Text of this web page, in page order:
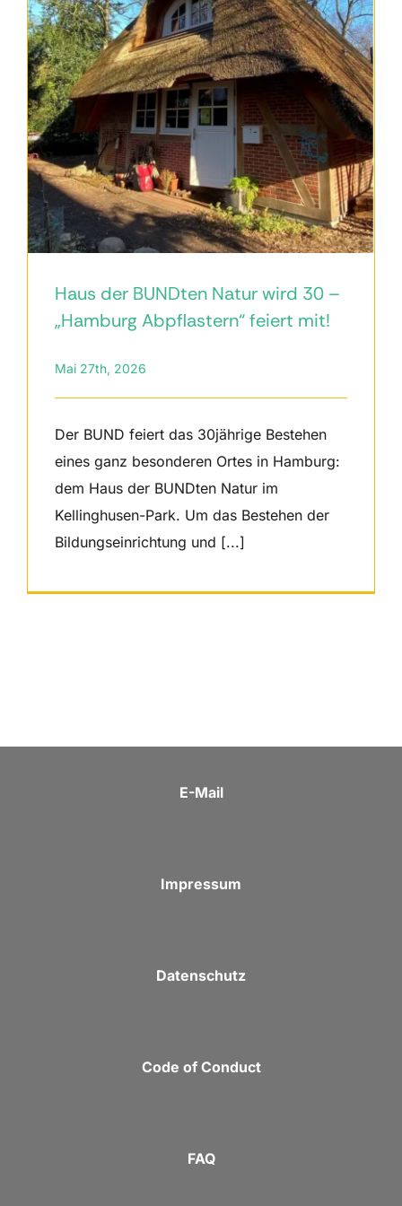
Kontakt
Haus der BUNDten Natur wird 30 –
„Hamburg Abpflastern“ feiert mit!
Mai 27th, 2026
Der BUND feiert das 30jährige Bestehen
eines ganz besonderen Ortes in Hamburg:
dem Haus der BUNDten Natur im
Kellinghusen-Park. Um das Bestehen der
Bildungseinrichtung und [...]
E-Mail
Impressum
Datenschutz
Code of Conduct
FAQ